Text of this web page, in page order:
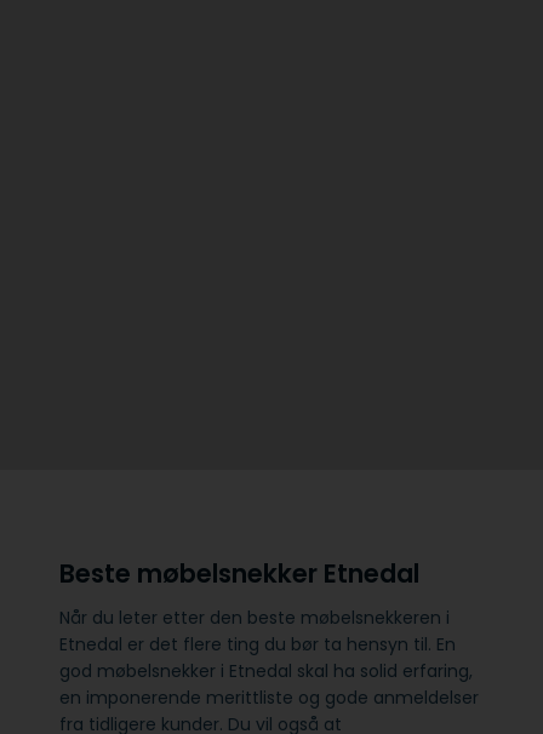
Beste møbelsnekker Etnedal
Når du leter etter den beste møbelsnekkeren i
Etnedal er det flere ting du bør ta hensyn til. En
god møbelsnekker i Etnedal skal ha solid erfaring,
en imponerende merittliste og gode anmeldelser
fra tidligere kunder. Du vil også at